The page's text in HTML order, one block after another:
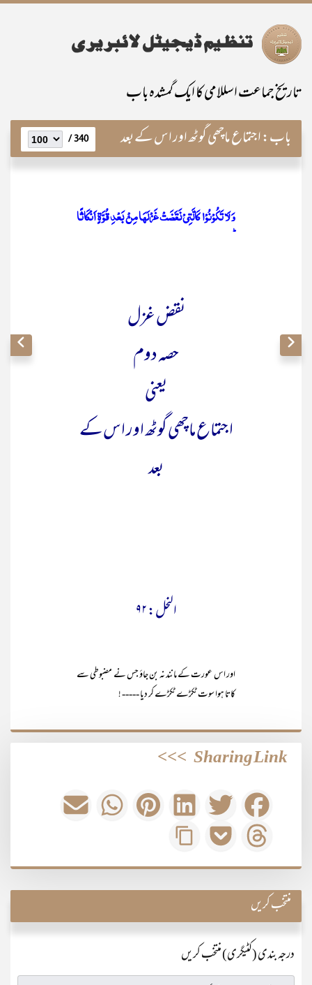
تاریخ جماعت اسللامی کا ایک گمشدہ باب
باب:اجتماع ماچھی گوٹھ اور اس کے بعد 340 /
وَ لَا تَکُوۡنُوۡا کَالَّتِیۡ نَقَضَتۡ غَزۡلَہَا مِنۡۢ بَعۡدِ قُوَّۃٍ اَنۡکَاثًا
ؕ
نقض غزل
حصہ دوم
یعنی
اجتماع ماچھی گوٹھ اور اس کے
بعد
النحل: ۹۲
اور اس عورت کے مانند نہ بن جاؤ جس نے مضبوطی سے
کاتا ہوا سوت ٹکڑے ٹکڑے کر دیا ----- !
Sharing Link
>>>
منتخب کریں
درجہ بندی (کٹیگری) منتخب کریں